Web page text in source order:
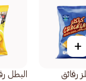
+
رقائق البطل